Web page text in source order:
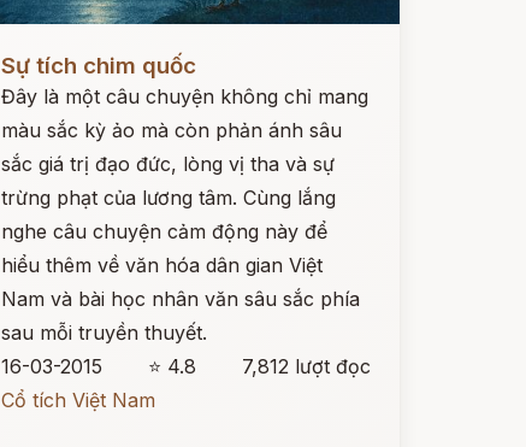
Sự tích chim quốc
Đây là một câu chuyện không chỉ mang
màu sắc kỳ ảo mà còn phản ánh sâu
sắc giá trị đạo đức, lòng vị tha và sự
trừng phạt của lương tâm. Cùng lắng
nghe câu chuyện cảm động này để
hiểu thêm về văn hóa dân gian Việt
Nam và bài học nhân văn sâu sắc phía
sau mỗi truyền thuyết.
16-03-2015
⭐ 4.8
7,812 lượt đọc
Cổ tích Việt Nam